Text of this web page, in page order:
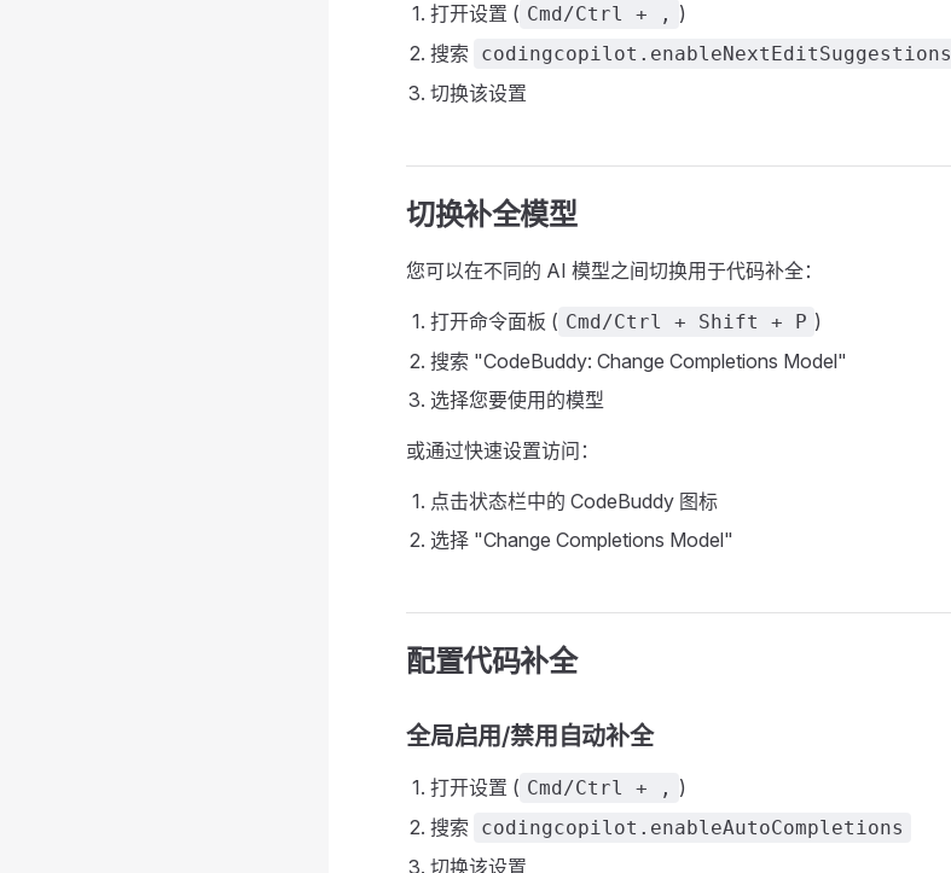
打开设置 ( Cmd/Ctrl + , )
搜索
codingcopilot.enableNextEditSuggestions
切换该设置
切换补全模型
您可以在不同的 AI 模型之间切换用于代码补全：
打开命令面板 ( Cmd/Ctrl + Shift + P )
搜索 "CodeBuddy: Change Completions Model"
选择您要使用的模型
或通过快速设置访问：
点击状态栏中的 CodeBuddy 图标
选择 "Change Completions Model"
配置代码补全
全局启用/禁用自动补全
打开设置 ( Cmd/Ctrl + , )
搜索
codingcopilot.enableAutoCompletions
切换该设置